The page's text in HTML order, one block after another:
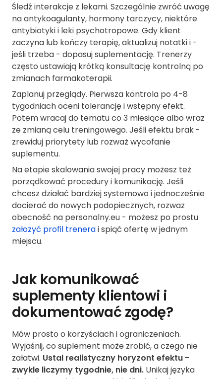
Śledź interakcje z lekami. Szczególnie zwróć uwagę
na antykoagulanty, hormony tarczycy, niektóre
antybiotyki i leki psychotropowe. Gdy klient
zaczyna lub kończy terapię, aktualizuj notatki i -
jeśli trzeba - dopasuj suplementację. Trenerzy
często ustawiają krótką konsultację kontrolną po
zmianach farmakoterapii.
Zaplanuj przeglądy. Pierwsza kontrola po 4-8
tygodniach oceni tolerancję i wstępny efekt.
Potem wracaj do tematu co 3 miesiące albo wraz
ze zmianą celu treningowego. Jeśli efektu brak -
zrewiduj priorytety lub rozważ wycofanie
suplementu.
Na etapie skalowania swojej pracy możesz też
porządkować procedury i komunikację. Jeśli
chcesz działać bardziej systemowo i jednocześnie
docierać do nowych podopiecznych, rozważ
obecność na personalny.eu - możesz po prostu
założyć profil trenerai spiąć ofertę w jednym
miejscu.
Jak komunikować
suplementy klientowi i
dokumentować zgodę?
Mów prosto o korzyściach i ograniczeniach.
Wyjaśnij, co suplement może zrobić, a czego nie
załatwi. Ustal realistyczny horyzont efektu -
zwykle liczymy tygodnie, nie dni. Unikaj języka